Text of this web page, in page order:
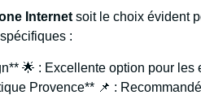
Internet soit le choix évident
spécifiques :
🌟 : Excellente option pour les
Provence** 📌 :